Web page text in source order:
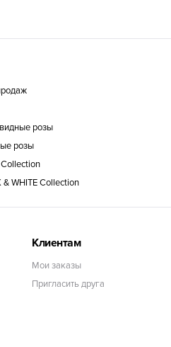
розы
розы
& WHITE Collection
Клиентам
Мои заказы
Пригласить друга